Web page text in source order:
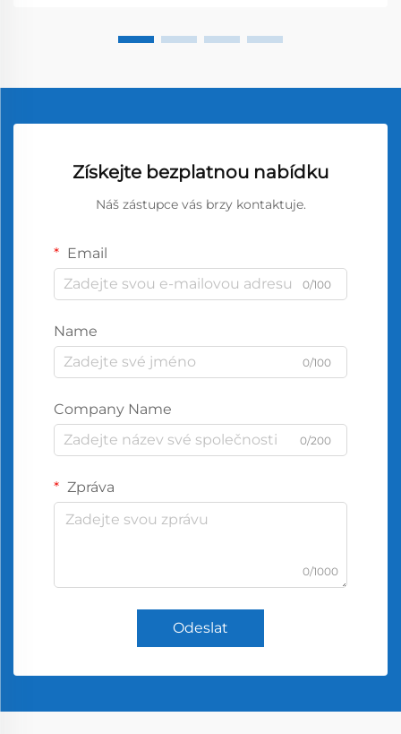
Získejte bezplatnou nabídku
Náš zástupce vás brzy kontaktuje.
Email
0/100
Name
0/100
Company Name
0/200
Zpráva
0/1000
Odeslat